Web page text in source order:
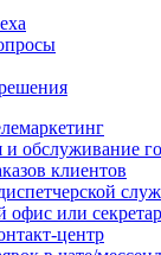
и обслуживание
клиентов
офис или
центр